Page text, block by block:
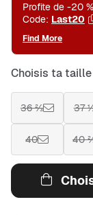
Profite de -20 %
Code: Last20
Find More
Choisis ta taille
36 ⅔ 37
40 40